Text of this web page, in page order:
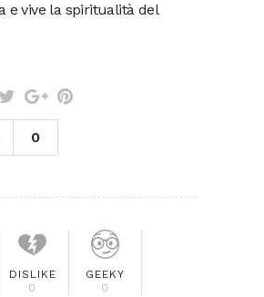
e vive la spiritualità del
0
DISLIKE
0
GEEKY
0